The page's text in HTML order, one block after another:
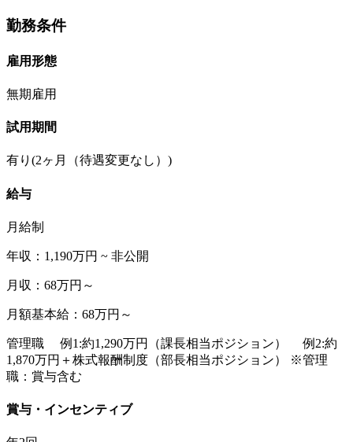
勤務条件
雇用形態
無期雇用
試用期間
有り(2ヶ月（待遇変更なし）)
給与
月給制
年収：1,190万円 ~ 非公開
月収：68万円～
月額基本給：68万円～
管理職 例1:約1,290万円（課長相当ポジション） 例2:約
1,870万円＋株式報酬制度（部長相当ポジション） ※管理
職：賞与含む
賞与・インセンティブ